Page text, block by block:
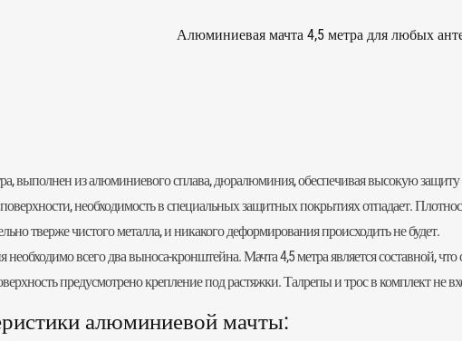
Алюминиевая мачта 4,5 метра для любых
выполнен из алюминиевого сплава, дюралюминия, обеспечивая высокую
необходимость в специальных защитных покрытиях отпадает.
тверже чистого металла, и никакого деформирования происходить не будет.
необходимо всего два выноса-кронштейна.Мачта4,5 метра является составной,
предусмотрено крепление под растяжки. Талрепы и трос в комплект не
алюминиевой мачты: